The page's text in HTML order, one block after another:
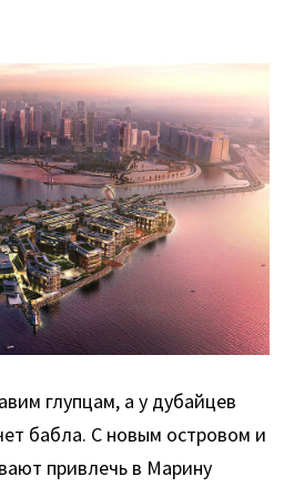
глупцам, а у дубайцев
бабла. С новым островом и
привлечь в Марину